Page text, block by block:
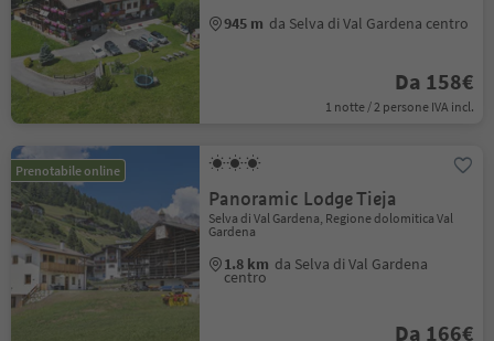
945 m da Selva di Val Gardena centro
Da 158€
1 notte / 2 persone IVA incl.
Prenotabile online
Panoramic Lodge Tieja
Selva di Val Gardena, Regione dolomitica Val
Gardena
1.8 km da Selva di Val Gardena
centro
Da 166€